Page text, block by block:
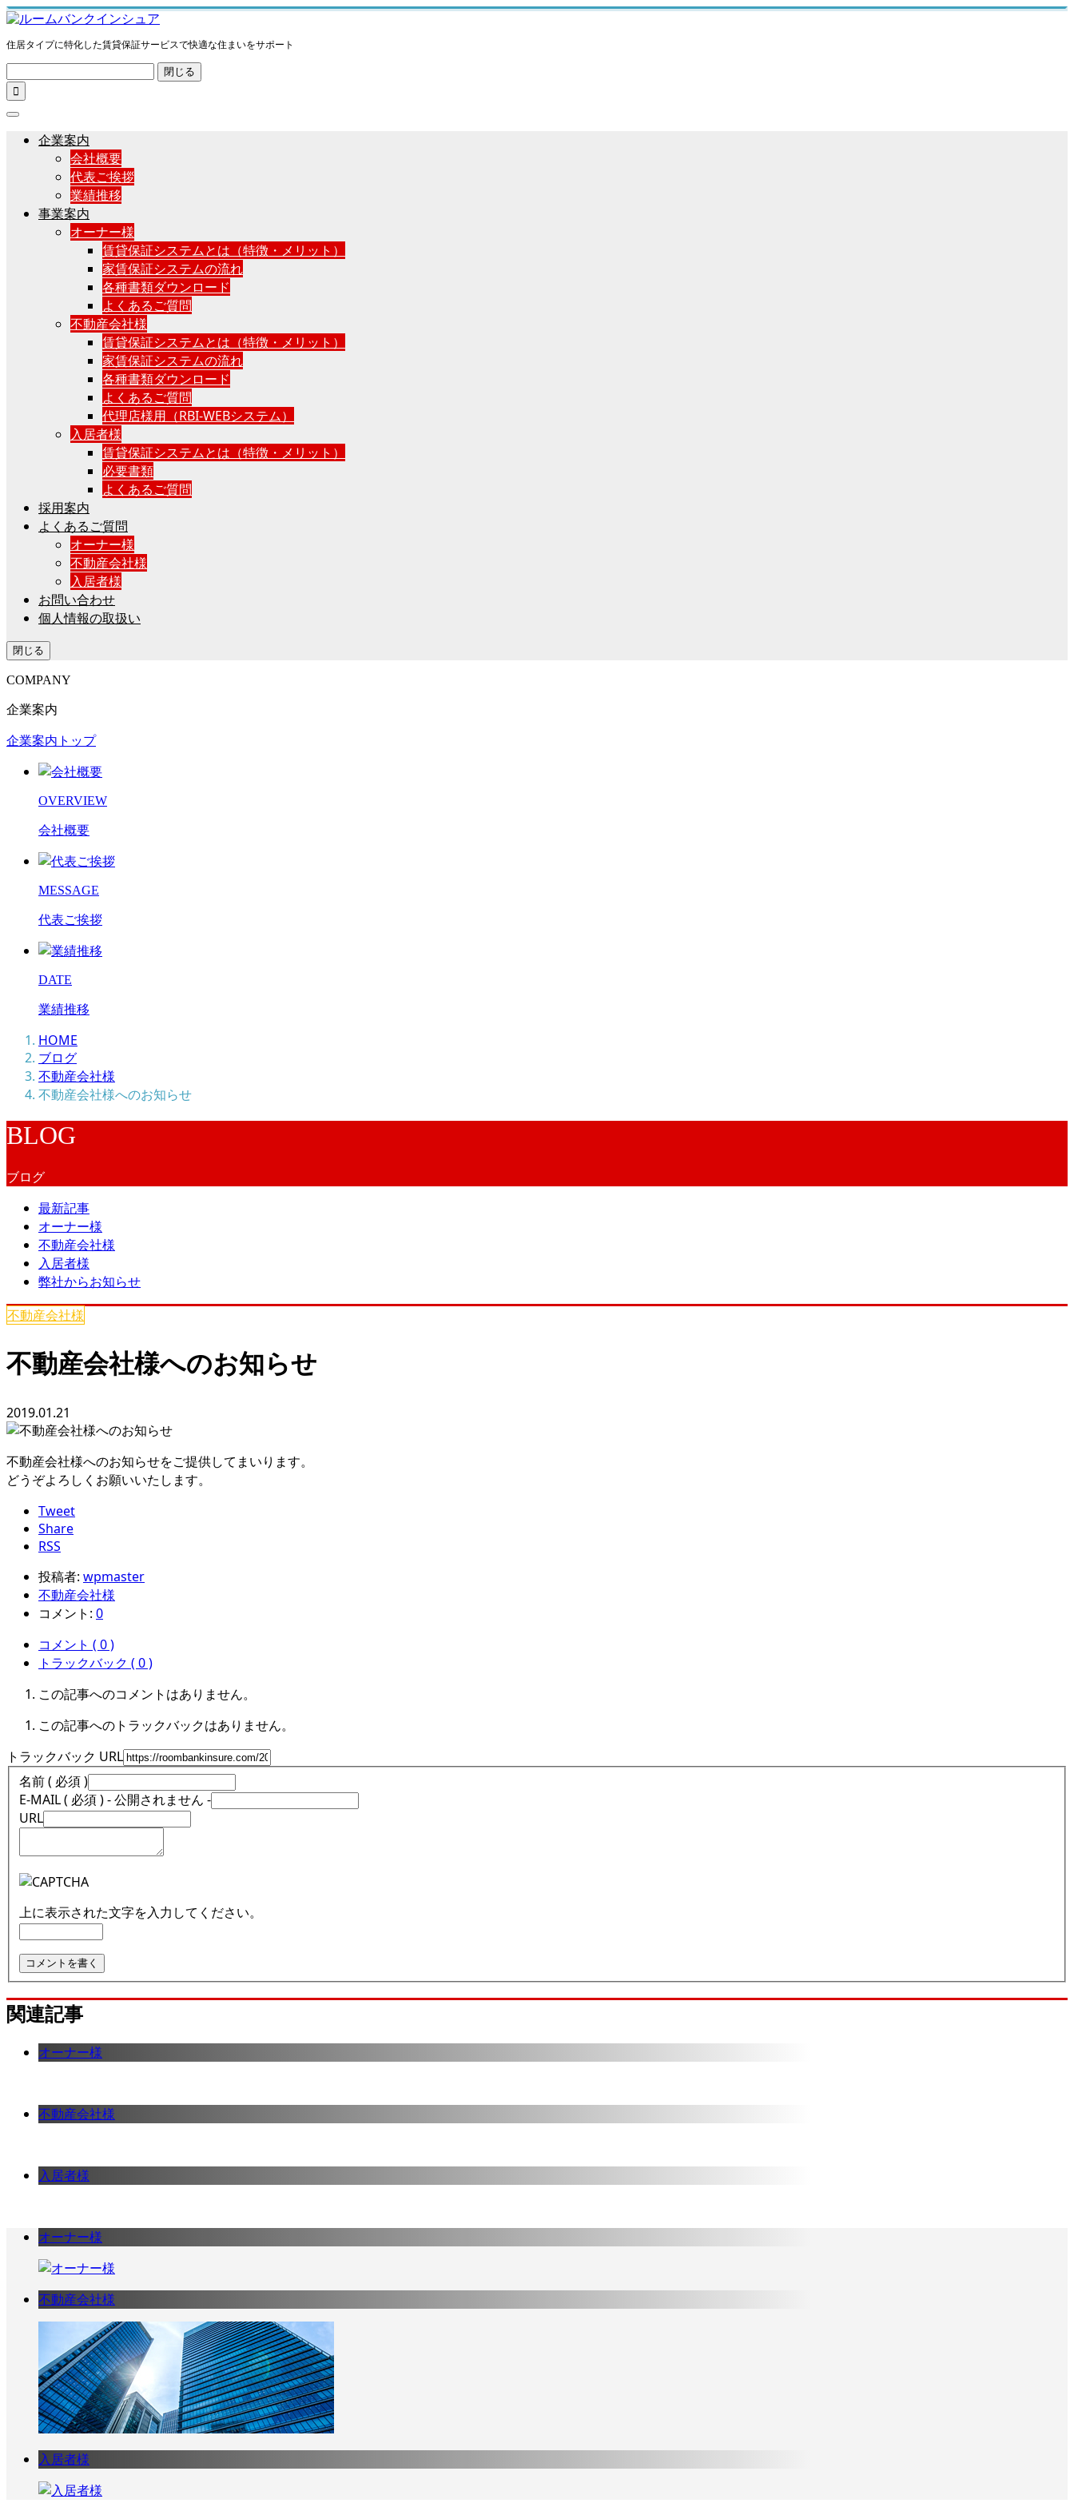
住居タイプに特化した賃貸保証サービスで快適な住まいをサポート
閉じる

企業案内
会社概要
代表ご挨拶
業績推移
事業案内
オーナー様
賃貸保証システムとは（特徴・メリット）
家賃保証システムの流れ
各種書類ダウンロード
よくあるご質問
不動産会社様
賃貸保証システムとは（特徴・メリット）
家賃保証システムの流れ
各種書類ダウンロード
よくあるご質問
代理店様用（RBI-WEBシステム）
入居者様
賃貸保証システムとは（特徴・メリット）
必要書類
よくあるご質問
採用案内
よくあるご質問
オーナー様
不動産会社様
入居者様
お問い合わせ
個人情報の取扱い
閉じる
COMPANY
企業案内
企業案内トップ
OVERVIEW
会社概要
MESSAGE
代表ご挨拶
DATE
業績推移
HOME
ブログ
不動産会社様
不動産会社様へのお知らせ
BLOG
ブログ
最新記事
オーナー様
不動産会社様
入居者様
弊社からお知らせ
不動産会社様
不動産会社様へのお知らせ
2019.01.21
不動産会社様へのお知らせをご提供してまいります。
どうぞよろしくお願いいたします。
Tweet
Share
RSS
投稿者: wpmaster
不動産会社様
コメント: 0
コメント ( 0 )
トラックバック ( 0 )
この記事へのコメントはありません。
この記事へのトラックバックはありません。
トラックバック URL
名前 ( 必須 )
E-MAIL ( 必須 ) - 公開されません -
URL
上に表示された文字を入力してください。
関連記事
オーナー様
不動産会社様
入居者様
オーナー様
不動産会社様
入居者様